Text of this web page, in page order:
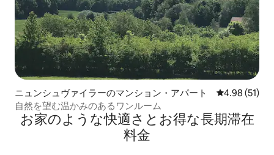
ニュンシュヴァイラーのマンション・アパート レビュー51
4.98 (51)
自然を望む温かみのあるワンルーム
お家のような快⁠適⁠さ⁠とお⁠得⁠な長⁠期⁠滞⁠在
料⁠金